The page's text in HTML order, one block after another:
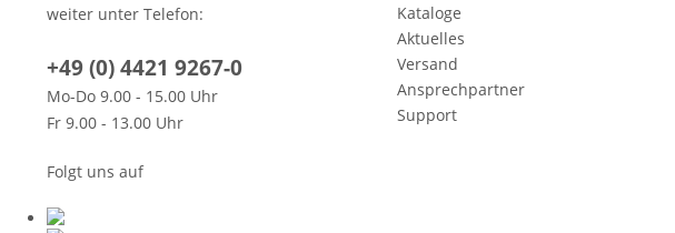
weiter unter Telefon:
+49 (0) 4421 9267-0
Mo-Do 9.00 - 15.00 Uhr
Fr 9.00 - 13.00 Uhr
Folgt uns auf
Kataloge
Aktuelles
Versand
Ansprechpartner
Support